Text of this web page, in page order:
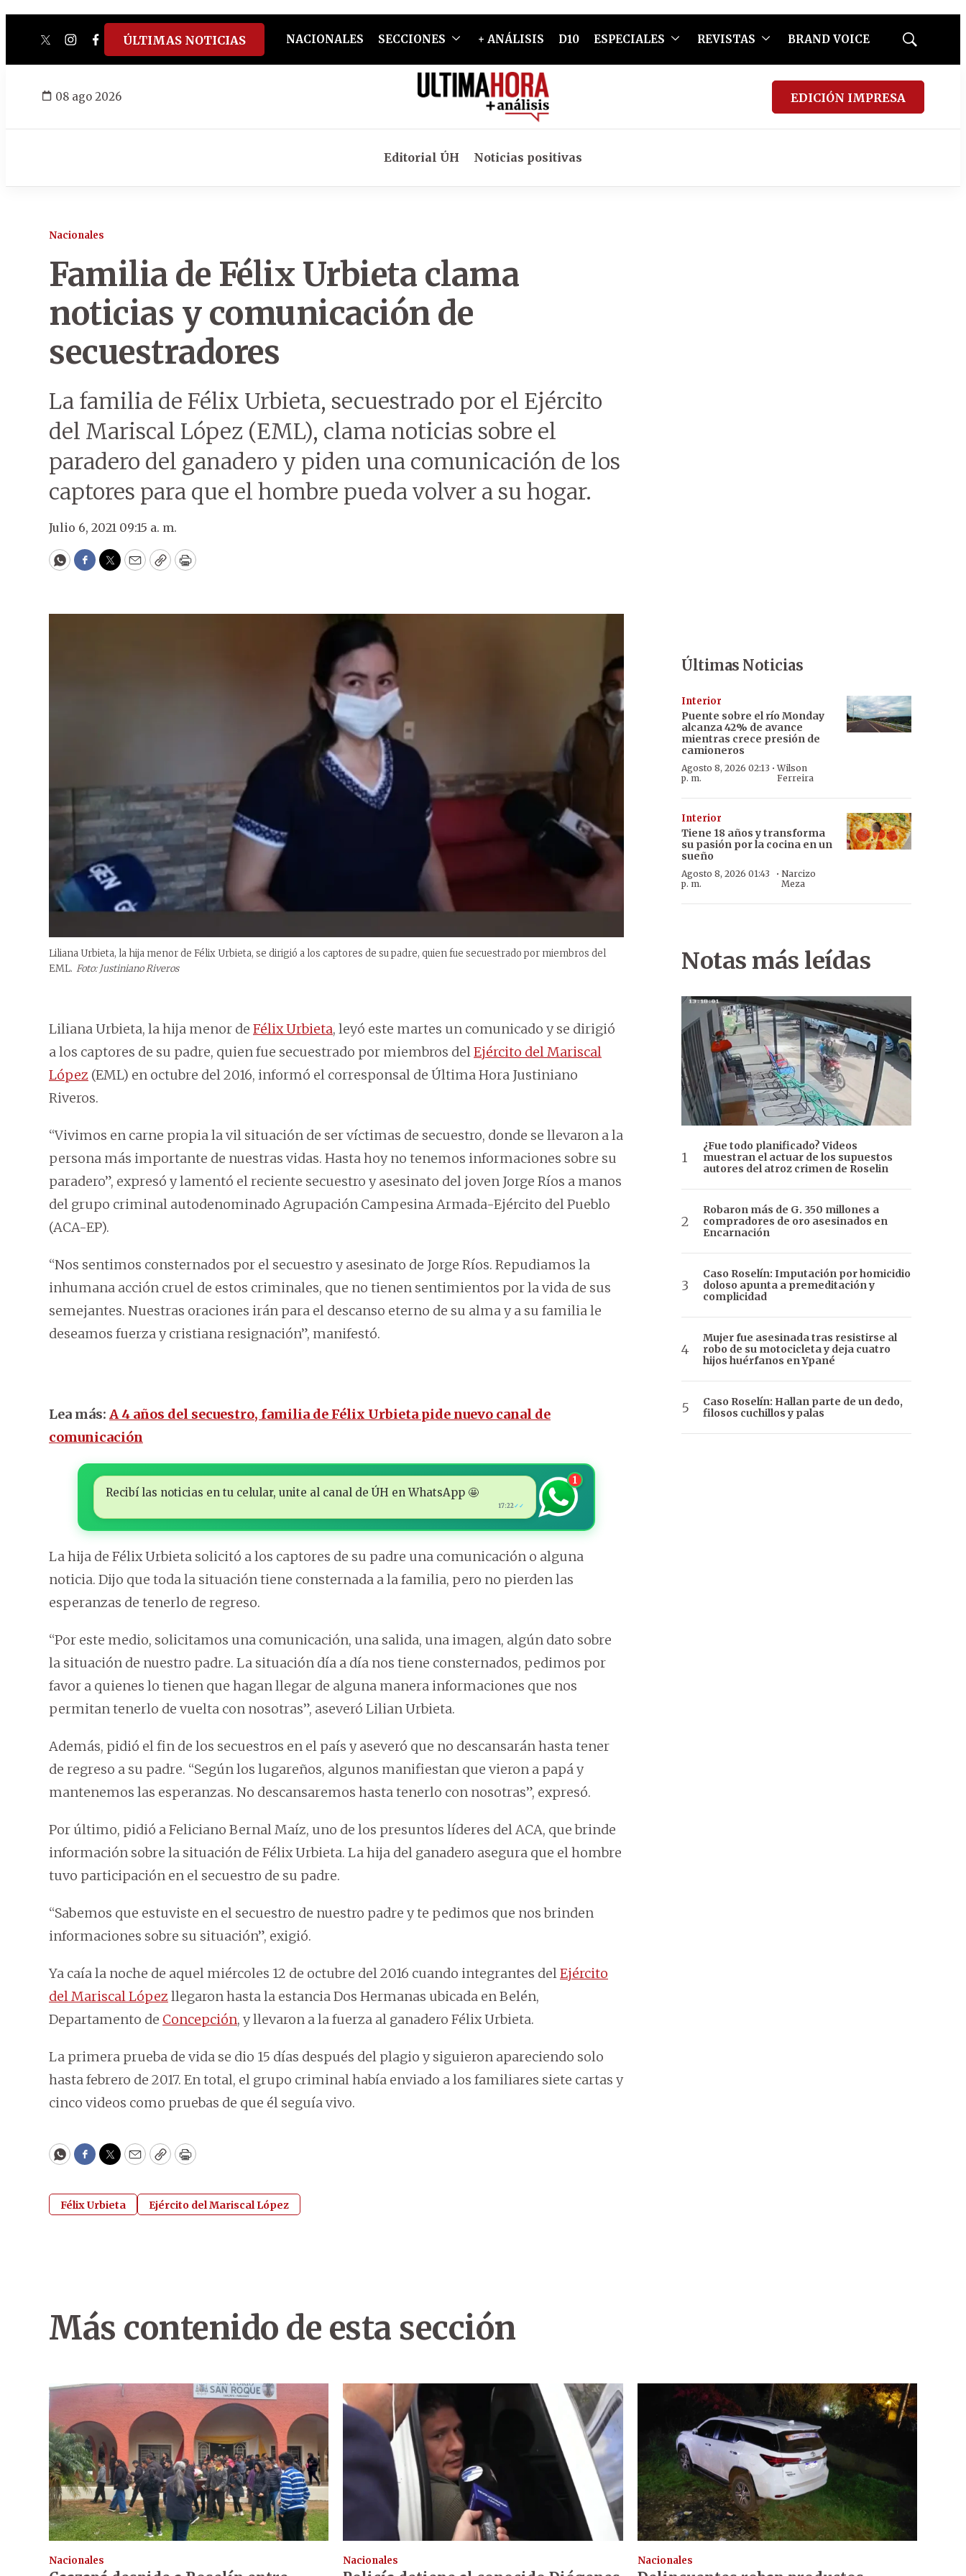
twitterinstagram
facebook
tiktokyoutube
spotify
ÚLTIMAS NOTICIAS NACIONALES SECCIONES + ANÁLISIS D10 ESPECIALES REVISTAS BRAND VOICE
Mostrar
08 ago 2026 EDICIÓN IMPRESA
Editorial ÚH Noticias positivas
Nacionales
Familia de Félix Urbieta clama
noticias y comunicación de
secuestradores
La familia de Félix Urbieta, secuestrado por el Ejército
del Mariscal López (EML), clama noticias sobre el
paradero del ganadero y piden una comunicación de los
captores para que el hombre pueda volver a su hogar.
Julio 6, 2021 09:15 a. m.
WhatsApp
Facebook
Twitter
EmailCopyPrint
Liliana Urbieta, la hija menor de Félix Urbieta, se dirigió a los captores de su padre, quien fue secuestrado por miembros del
EML. Foto: Justiniano Riveros
Liliana Urbieta, la hija menor de Félix Urbieta, leyó este martes un comunicado y se dirigió
a los captores de su padre, quien fue secuestrado por miembros delEjército del Mariscal
López (EML) en octubre del 2016, informó el corresponsal de Última Hora Justiniano
Riveros.
“Vivimos en carne propia la vil situación de ser víctimas de secuestro, donde se llevaron a la
persona más importante de nuestras vidas. Hasta hoy no tenemos informaciones sobre su
paradero”, expresó y lamentó el reciente secuestro y asesinato del joven Jorge Ríos a manos
del grupo criminal autodenominado Agrupación Campesina Armada-Ejército del Pueblo
(ACA-EP).
“Nos sentimos consternados por el secuestro y asesinato de Jorge Ríos. Repudiamos la
inhumana acción cruel de estos criminales, que no tienen sentimientos por la vida de sus
semejantes. Nuestras oraciones irán para el descanso eterno de su alma y a su familia le
deseamos fuerza y cristiana resignación”, manifestó.
Lea más: A 4 años del secuestro, familia de Félix Urbieta pide nuevo canal de
comunicación
Recibí las noticias en tu celular, unite al canal de ÚH en WhatsApp 🤩
17:22✓✓
1
La hija de Félix Urbieta solicitó a los captores de su padre una comunicación o alguna
noticia. Dijo que toda la situación tiene consternada a la familia, pero no pierden las
esperanzas de tenerlo de regreso.
“Por este medio, solicitamos una comunicación, una salida, una imagen, algún dato sobre
la situación de nuestro padre. La situación día a día nos tiene consternados, pedimos por
favor a quienes lo tienen que hagan llegar de alguna manera informaciones que nos
permitan tenerlo de vuelta con nosotras”, aseveró Lilian Urbieta.
Además, pidió el fin de los secuestros en el país y aseveró que no descansarán hasta tener
de regreso a su padre. “Según los lugareños, algunos manifiestan que vieron a papá y
mantenemos las esperanzas. No descansaremos hasta tenerlo con nosotras”, expresó.
Por último, pidió a Feliciano Bernal Maíz, uno de los presuntos líderes del ACA, que brinde
información sobre la situación de Félix Urbieta. La hija del ganadero asegura que el hombre
tuvo participación en el secuestro de su padre.
“Sabemos que estuviste en el secuestro de nuestro padre y te pedimos que nos brinden
informaciones sobre su situación”, exigió.
Ya caía la noche de aquel miércoles 12 de octubre del 2016 cuando integrantes delEjército
del Mariscal López llegaron hasta la estancia Dos Hermanas ubicada en Belén,
Departamento de Concepción, y llevaron a la fuerza al ganadero Félix Urbieta.
La primera prueba de vida se dio 15 días después del plagio y siguieron apareciendo solo
hasta febrero de 2017. En total, el grupo criminal había enviado a los familiares siete cartas y
cinco videos como pruebas de que él seguía vivo.
WhatsApp
Facebook
Twitter
EmailCopyPrint
Félix Urbieta Ejército del Mariscal López
Últimas Noticias
Interior
Puente sobre el río Monday
alcanza 42% de avance
mientras crece presión de
camioneros
Agosto 8, 2026 02:13
p. m.
·Wilson
Ferreira
Interior
Tiene 18 años y transforma
su pasión por la cocina en un
sueño
Agosto 8, 2026 01:43
p. m.
·Narcizo
Meza
Notas más leídas
¿Fue todo planificado? Videos
muestran el actuar de los supuestos
autores del atroz crimen de Roselin
Robaron más de G. 350 millones a
compradores de oro asesinados en
Encarnación
Caso Roselín: Imputación por homicidio
doloso apunta a premeditación y
complicidad
Mujer fue asesinada tras resistirse al
robo de su motocicleta y deja cuatro
hijos huérfanos en Ypané
Caso Roselín: Hallan parte de un dedo,
filosos cuchillos y palas
Más contenido de esta sección
Nacionales Nacionales Nacionales